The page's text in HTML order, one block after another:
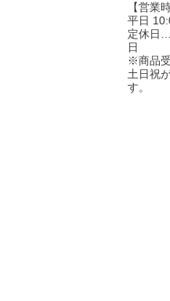
【営業
平日
定休日
日
※商品
土日祝
す。